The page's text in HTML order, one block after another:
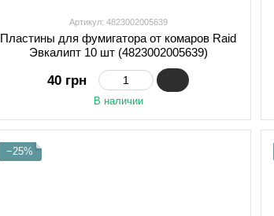
Артикул: 4823002005639
Пластины для фумигатора от комаров Raid
Эвкалипт 10 шт (4823002005639)
40 грн
В наличии
−25%